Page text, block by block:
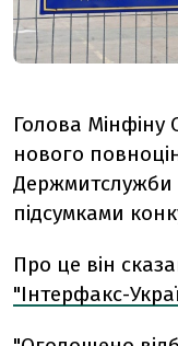
Голова
нового
Держмитслужби
підсумками
Про це він
"Інтерфакс-